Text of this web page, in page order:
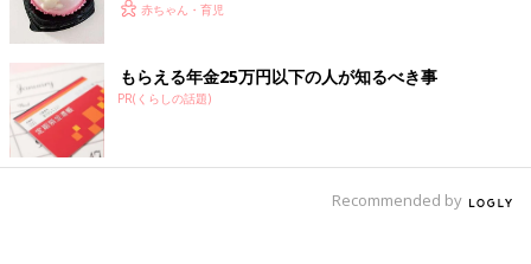
赤ちゃん・育児
もらえる年金25万円以下の人が知るべき事
PR(くらしの話題)
Recommended by